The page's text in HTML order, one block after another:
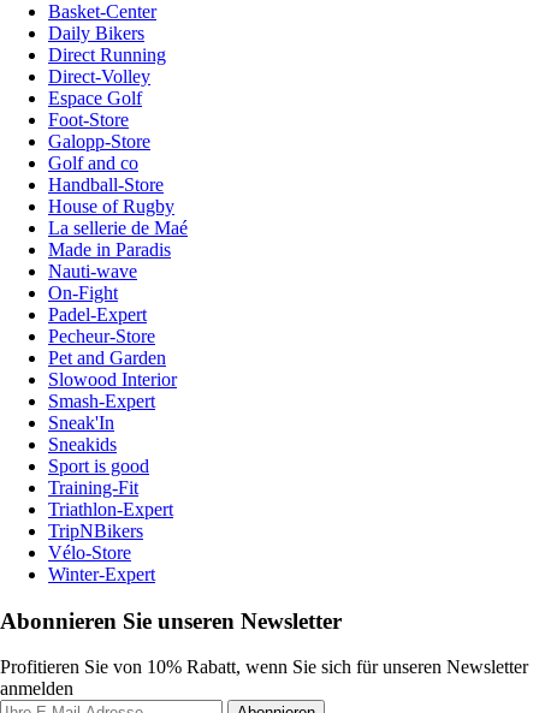
Basket-Center
Daily Bikers
Direct Running
Direct-Volley
Espace Golf
Foot-Store
Galopp-Store
Golf and co
Handball-Store
House of Rugby
La sellerie de Maé
Made in Paradis
Nauti-wave
On-Fight
Padel-Expert
Pecheur-Store
Pet and Garden
Slowood Interior
Smash-Expert
Sneak'In
Sneakids
Sport is good
Training-Fit
Triathlon-Expert
TripNBikers
Vélo-Store
Winter-Expert
Abonnieren Sie unseren Newsletter
Profitieren Sie von 10% Rabatt, wenn Sie sich für unseren Newsletter
anmelden